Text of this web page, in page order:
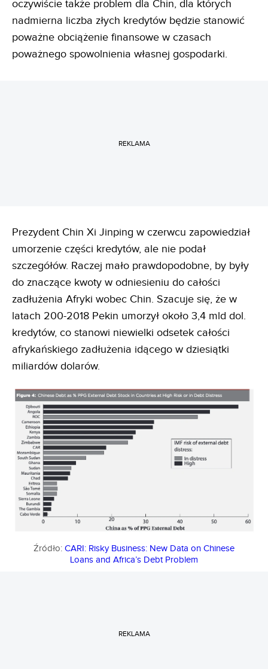
oczywiście także problem dla Chin, dla których
nadmierna liczba złych kredytów będzie stanowić
poważne obciążenie finansowe w czasach
poważnego spowolnienia własnej gospodarki.
REKLAMA
Prezydent Chin Xi Jinping w czerwcu zapowiedział
umorzenie części kredytów, ale nie podał
szczegółów. Raczej mało prawdopodobne, by były
do znaczące kwoty w odniesieniu do całości
zadłużenia Afryki wobec Chin. Szacuje się, że w
latach 200-2018 Pekin umorzył około 3,4 mld dol.
kredytów, co stanowi niewielki odsetek całości
afrykańskiego zadłużenia idącego w dziesiątki
miliardów dolarów.
Źródło: CARI: Risky Business: New Data on Chinese
Loans and Africa’s Debt Problem
REKLAMA